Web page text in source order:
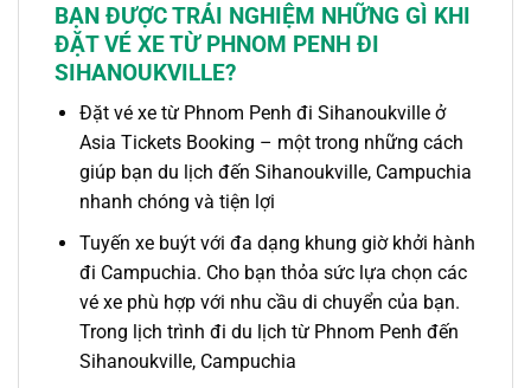
BẠN ĐƯỢC TRẢI NGHIỆM NHỮNG GÌ KHI
ĐẶT VÉ XE TỪ PHNOM PENH ĐI
SIHANOUKVILLE?
Đặt vé xe từ Phnom Penh đi Sihanoukvilleở
Asia Tickets Booking – một trong những cách
giúp bạn du lịch đến Sihanoukville, Campuchia
nhanh chóng và tiện lợi
Tuyến xe buýtvới đa dạng khung giờ khởi hành
đi Campuchia. Cho bạn thỏa sức lựa chọn các
vé xephù hợp với nhu cầu di chuyển của bạn.
Trong lịch trình đi du lịch từ Phnom Penh đến
Sihanoukville, Campuchia